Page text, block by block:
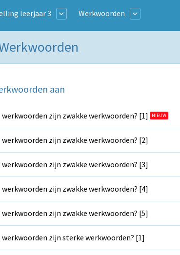
leerjaar 3 Werkwoorden
aan
werkwoorden zijn zwakke werkwoorden? [1] NIEUW
werkwoorden zijn zwakke werkwoorden? [2]
werkwoorden zijn zwakke werkwoorden? [3]
werkwoorden zijn zwakke werkwoorden? [4]
werkwoorden zijn zwakke werkwoorden? [5]
werkwoorden zijn sterke werkwoorden? [1]